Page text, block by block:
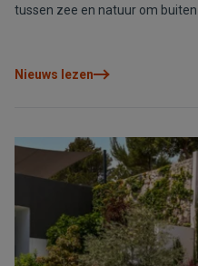
tussen zee en natuur om buiten
Nieuws lezen